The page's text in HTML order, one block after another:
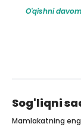
globe are
Studies,
O'qishni
Sog'liqni
Mamlakatning